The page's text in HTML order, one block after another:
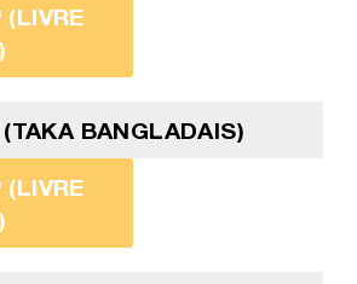
BANGLADAIS)